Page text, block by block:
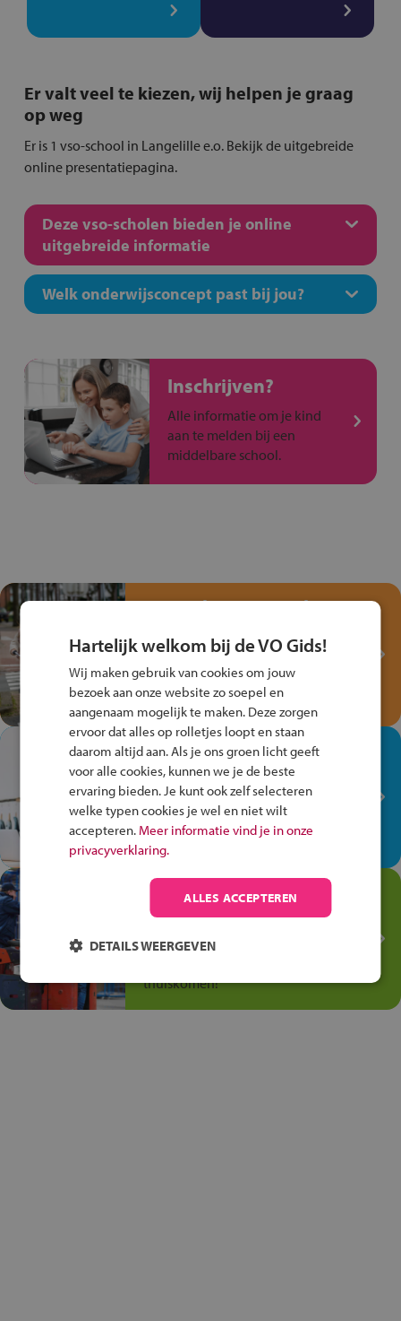
Er valt veel te kiezen, wij helpen je graag
op weg
Er is 1 vso-school in Langelille e.o. Bekijk de uitgebreide
online presentatiepagina.
Deze vso-scholen bieden je online
uitgebreide informatie
Welk onderwijsconcept past bij jou?
Inschrijven?
Alle informatie om je kind
aan te melden bij een
middelbare school.
Test je kennis met het
Verkeersspel!
Speel het Fiets Veilig Verkeersspel
en win een Cortina-fiets!
In de winkel ben je op je
plek!
Ontdek via het vmbo jouw talent
op de winkelvloer, waar elke dag
anders is!
Jouw talent in de
Transport en Logistiek
Kies voor vmbo Transport en
thuiskomen!
Hartelijk welkom bij de VO Gids!
Wij maken gebruik van cookies om jouw
bezoek aan onze website zo soepel en
aangenaam mogelijk te maken. Deze zorgen
ervoor dat alles op rolletjes loopt en staan
daarom altijd aan. Als je ons groen licht geeft
voor alle cookies, kunnen we je de beste
ervaring bieden. Je kunt ook zelf selecteren
welke typen cookies je wel en niet wilt
accepteren. Meer informatie vind je in onze
privacyverklaring.
ALLES ACCEPTEREN
DETAILS WEERGEVEN